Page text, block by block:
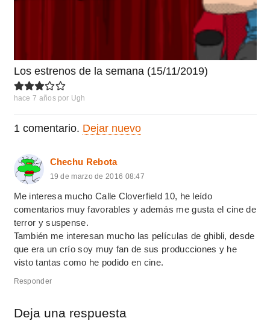
Los estrenos de la semana (15/11/2019)
hace 7 años por Ugh
1 comentario. Dejar nuevo
Chechu Rebota
19 de marzo de 2016 08:47
Me interesa mucho Calle Cloverfield 10, he leído
comentarios muy favorables y además me gusta el cine de
terror y suspense.
También me interesan mucho las películas de ghibli, desde
que era un crío soy muy fan de sus producciones y he
visto tantas como he podido en cine.
Responder
Deja una respuesta